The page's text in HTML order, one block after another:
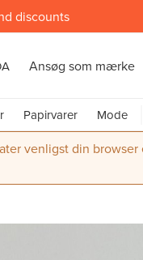
discounts
Ansøg som mærke
Papirvarer Mode
venligst din